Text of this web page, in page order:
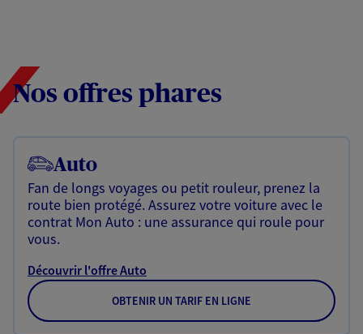
Nos offres phares
Auto
Fan de longs voyages ou petit rouleur, prenez la
route bien protégé. Assurez votre voiture avec le
contrat Mon Auto : une assurance qui roule pour
vous.
Découvrir l'offre Auto
OBTENIR UN TARIF EN LIGNE